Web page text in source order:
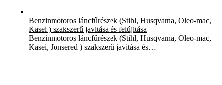
Benzinmotoros láncfűrészek (Stihl, Husqvarna, Oleo-mac,
Kasei ) szakszerű javitása és felújitása
Benzinmotoros láncfűrészek (Stihl, Husqvarna, Oleo-mac,
Kasei, Jonsered ) szakszerű javitása és…